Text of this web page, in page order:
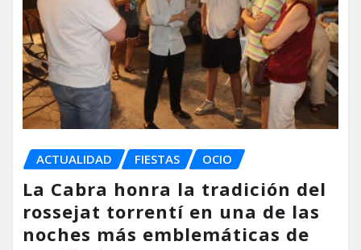
ACTUALIDAD FIESTAS OCIO
La Cabra honra la tradición del
rossejat torrentí en una de las
noches más emblemáticas de